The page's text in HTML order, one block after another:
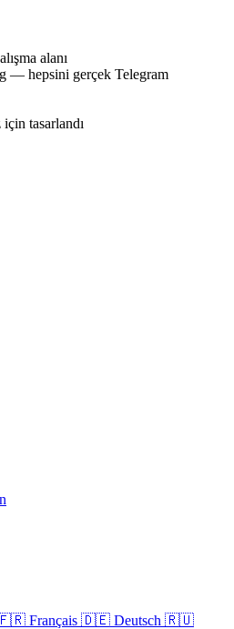
alanı
— hepsini gerçek Telegram
için tasarlandı
Français 🇩🇪 Deutsch 🇷🇺